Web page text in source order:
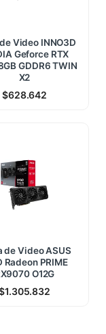
Video INNO3D
Geforce RTX
GDDR6 TWIN
X2
$628.642
de Video ASUS
Radeon PRIME
O12G
1.305.832